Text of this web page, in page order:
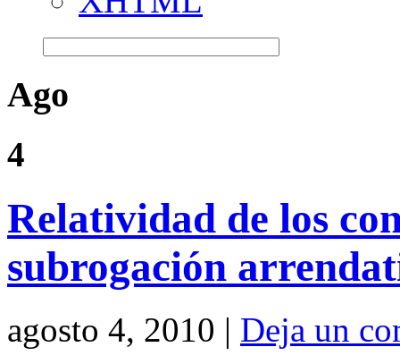
Ago
4
Relatividad de los
subrogación
agosto 4, 2010 | Deja un